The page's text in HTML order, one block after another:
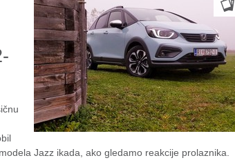
Jazz ikada, ako gledamo reakcije prolaznika.